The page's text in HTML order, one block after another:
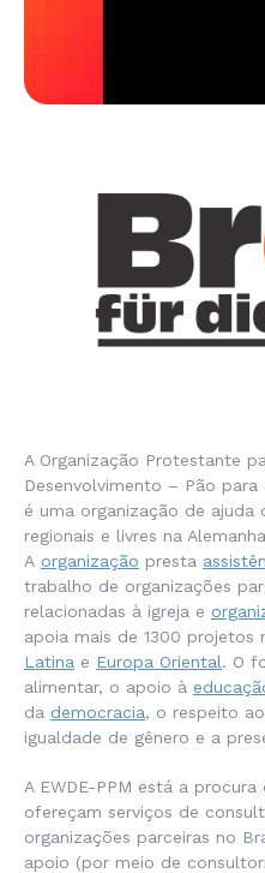
A Organização Protestante
Desenvolvimento – Pão para
é uma organização de ajuda
regionais e livres na
A organização presta
trabalho de organizações
relacionadas à igreja e
apoia mais de 1300 projetos
Latina e Europa Oriental. O
alimentar, o apoio à
da democracia, o respeito
igualdade de gênero e a
A EWDE-PPM está a
ofereçam serviços de
organizações parceiras no
apoio (por meio de